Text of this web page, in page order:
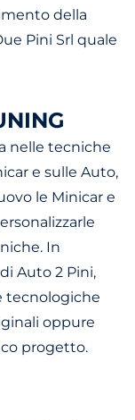
della
Pini Srl quale
nelle tecniche
e sulle Auto,
le Minicar e
In
Auto 2 Pini,
tecnologiche
oppure
progetto.